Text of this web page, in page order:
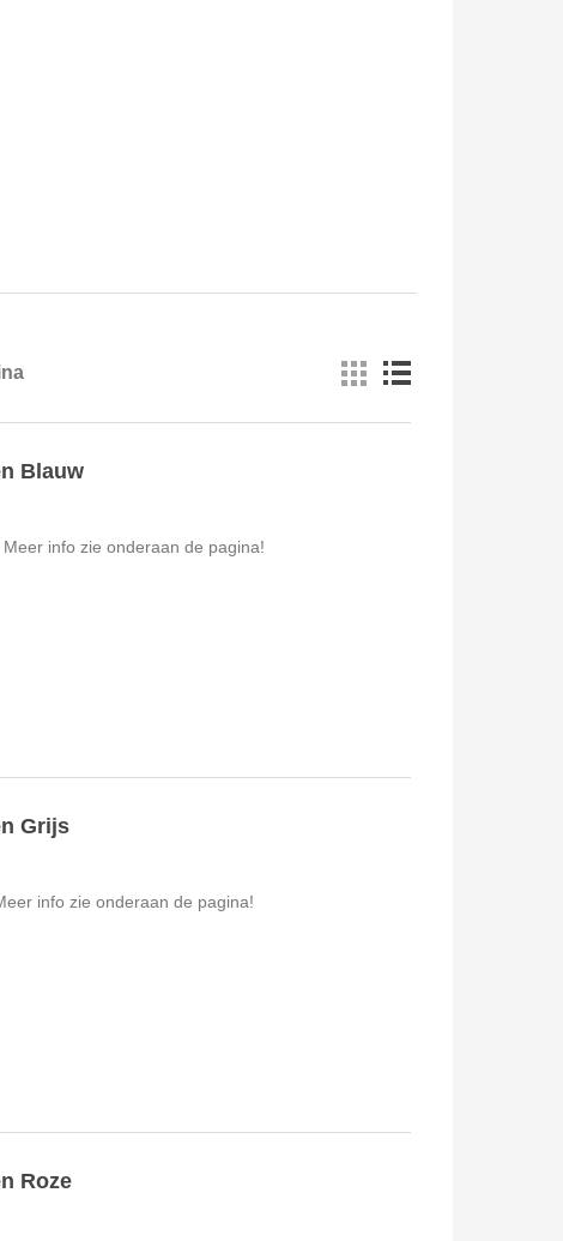
Blauw
info zie onderaan de pagina!
Grijs
info zie onderaan de pagina!
Roze